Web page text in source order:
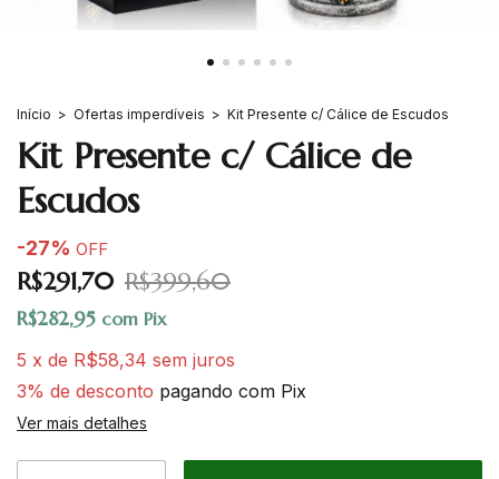
Início > Ofertas imperdíveis > Kit Presente c/ Cálice de Escudos
Kit Presente c/ Cálice de
Escudos
-27% OFF
R$291,70 R$399,60
R$282,95 com Pix
5 x de R$58,34 sem juros
3% de desconto pagando com Pix
Ver mais detalhes